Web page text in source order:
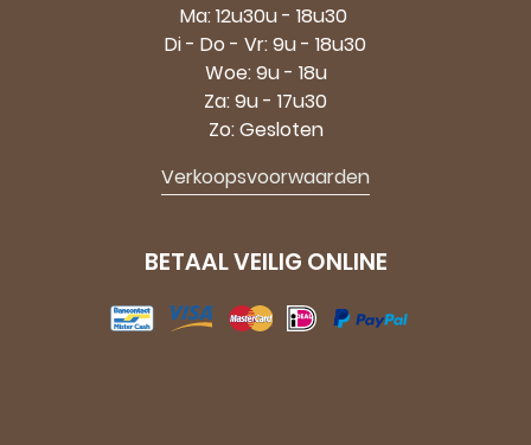
Ma: 12u30u - 18u30
Di - Do - Vr: 9u - 18u30
Woe: 9u - 18u
Za: 9u - 17u30
Zo: Gesloten
Verkoopsvoorwaarden
BETAAL VEILIG ONLINE